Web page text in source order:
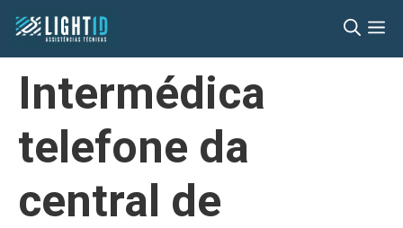
Pular
para
conteúdo
Intermédica
telefone da
central de